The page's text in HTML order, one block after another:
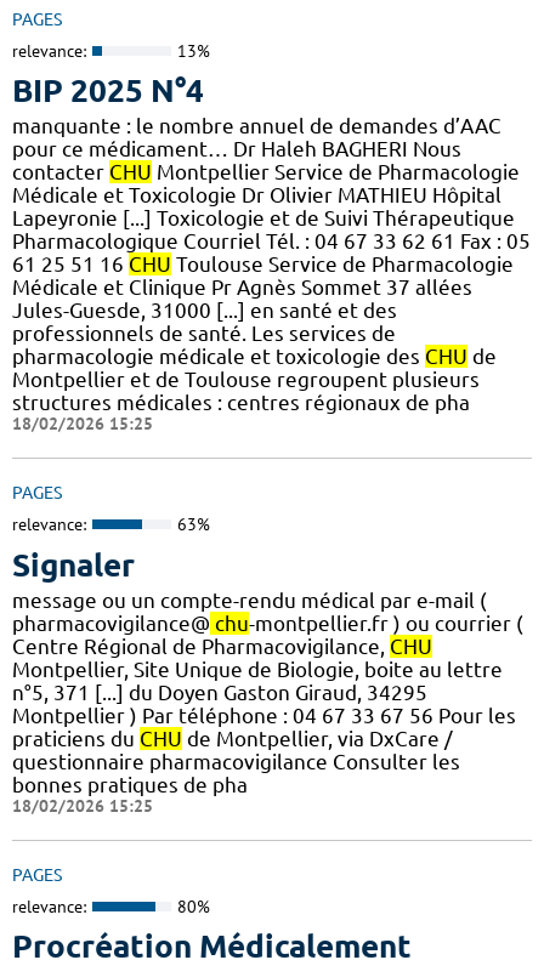
PAGES
relevance: 13%
BIP 2025 N°4
manquante : le nombre annuel de demandes d’AAC
pour ce médicament… Dr Haleh BAGHERI Nous
contacter CHU Montpellier Service de Pharmacologie
Médicale et Toxicologie Dr Olivier MATHIEU Hôpital
Lapeyronie [...] Toxicologie et de Suivi Thérapeutique
Pharmacologique Courriel Tél. : 04 67 33 62 61 Fax : 05
61 25 51 16 CHU Toulouse Service de Pharmacologie
Médicale et Clinique Pr Agnès Sommet 37 allées
Jules-Guesde, 31000 [...] en santé et des
professionnels de santé. Les services de
pharmacologie médicale et toxicologie des CHU de
Montpellier et de Toulouse regroupent plusieurs
structures médicales : centres régionaux de pha
18/02/2026 15:25
PAGES
relevance: 63%
Signaler
message ou un compte-rendu médical par e-mail (
pharmacovigilance@ chu-montpellier.fr ) ou courrier (
Centre Régional de Pharmacovigilance, CHU
Montpellier, Site Unique de Biologie, boite au lettre
n°5, 371 [...] du Doyen Gaston Giraud, 34295
Montpellier ) Par téléphone : 04 67 33 67 56 Pour les
praticiens du CHU de Montpellier, via DxCare /
questionnaire pharmacovigilance Consulter les
bonnes pratiques de pha
18/02/2026 15:25
PAGES
relevance: 80%
Procréation Médicalement